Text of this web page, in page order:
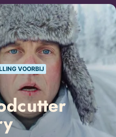
VOORBIJ